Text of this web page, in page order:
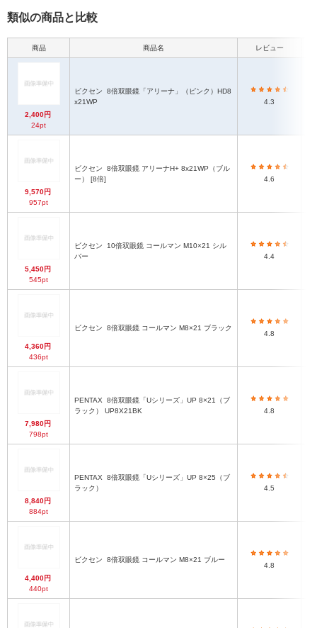
類似の商品と比較
商品 商品名 レビュー
2,400円
24pt
ビクセン
x21WP
4.3
9,570円
957pt
ビクセン
ー） [8倍]
4.6
5,450円
545pt
ビクセン
バー
4.4
4,360円
436pt
ビクセン 8倍双眼鏡 コールマン M8×21 ブラック
4.8
7,980円
798pt
PENTAX
ラック） UP8X21BK
4.8
8,840円
884pt
PENTAX
ラック）
4.5
4,400円
440pt
ビクセン 8倍双眼鏡 コールマン M8×21 ブルー
4.8